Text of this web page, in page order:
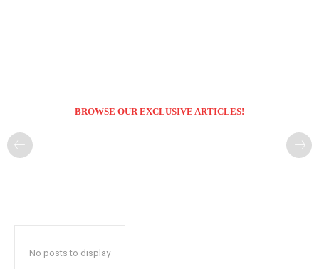
BROWSE OUR EXCLUSIVE ARTICLES!
No posts to display